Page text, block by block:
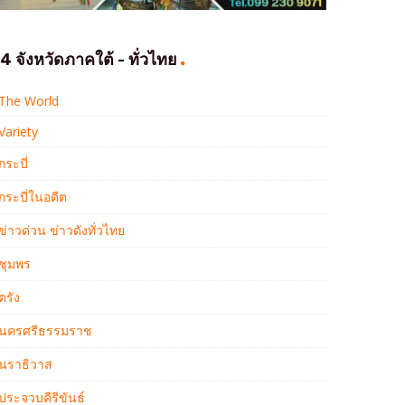
จังหวัดภาคใต้ - ทั่วไทย
World
ระบี่
ระบี่ในอดีต
าวด่วน ข่าวดังทั่วไทย
มพร
รัง
ครศรีธรรมราช
ราธิวาส
ระจวบคีรีขันธ์